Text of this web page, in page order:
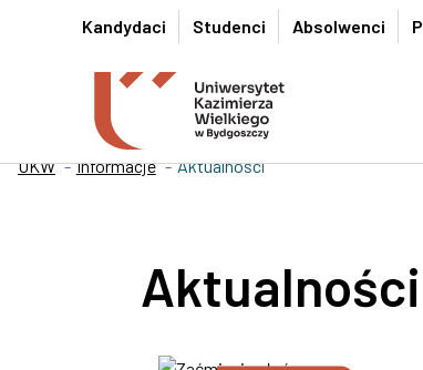
Przejdź do wyszukiwarki
Przejdź do treści
Przejdź do stopki - Kontakt
Kandydaci Studenci Absolwenci
UKW Informacje Aktualności
Aktualności